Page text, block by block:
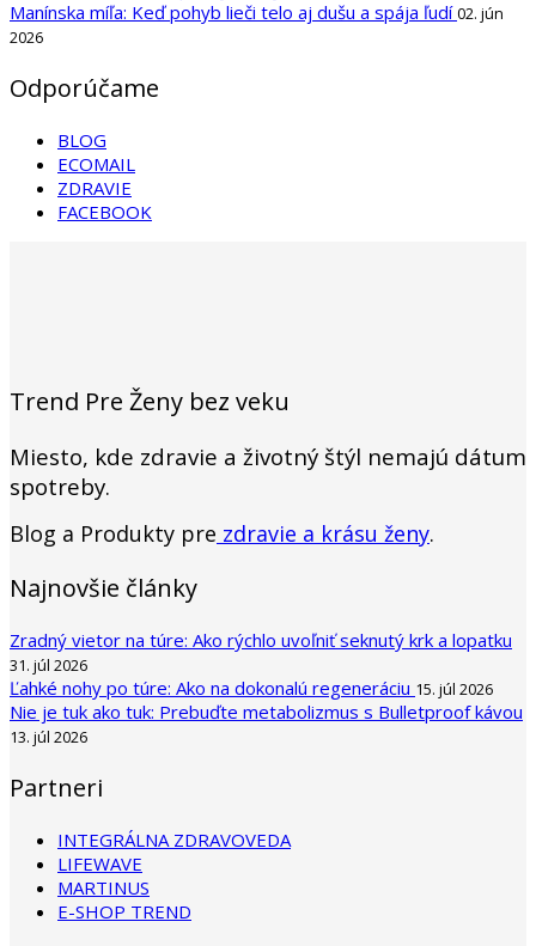
Manínska míľa: Keď pohyb lieči telo aj dušu a spája ľudí02. jún
2026
Odporúčame
BLOG
ECOMAIL
ZDRAVIE
FACEBOOK
Trend Pre Ženy bez veku
Miesto, kde zdravie a životný štýl nemajú dátum
spotreby.
Blog a Produkty pre zdravie a krásu ženy.
Najnovšie články
Zradný vietor na túre: Ako rýchlo uvoľniť seknutý krk a lopatku
31. júl 2026
Ľahké nohy po túre: Ako na dokonalú regeneráciu 15. júl 2026
Nie je tuk ako tuk: Prebuďte metabolizmus s Bulletproof kávou
13. júl 2026
Partneri
INTEGRÁLNA ZDRAVOVEDA
LIFEWAVE
MARTINUS
E-SHOP TREND